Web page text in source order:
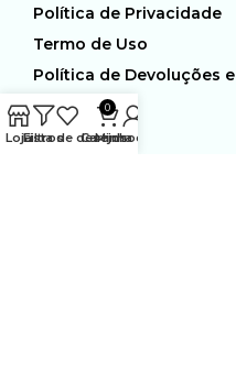
Política de Privacidade
Termo de Uso
Política de Devoluções e
LojaFiltros
Lista de desejos
0
Carrinho
Minha conta